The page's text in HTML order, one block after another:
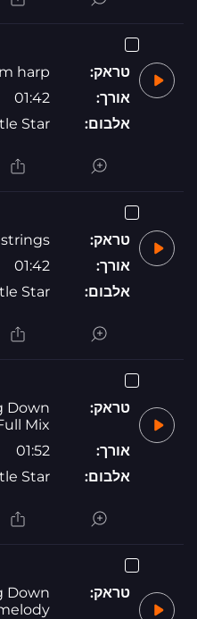
טראק:
harp
אורך:
01:42
אלבום:
Star
טראק:
אורך:
01:42
אלבום:
Star
טראק:
Down
Mix
אורך:
01:52
אלבום:
Star
טראק:
Down